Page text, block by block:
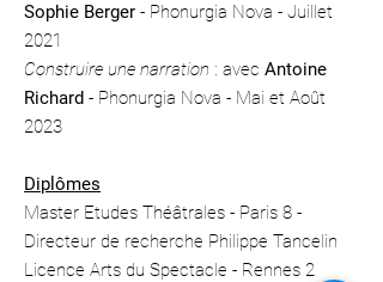
Sophie Berger - Phonurgia Nova - Juillet
2021
Construire une narration : avec Antoine
Richard - Phonurgia Nova - Mai et Août
2023
Diplômes
Master Etudes Théâtrales - Paris 8 -
Directeur de recherche Philippe Tancelin
Licence Arts du Spectacle - Rennes 2